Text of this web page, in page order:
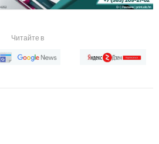
Читайте в